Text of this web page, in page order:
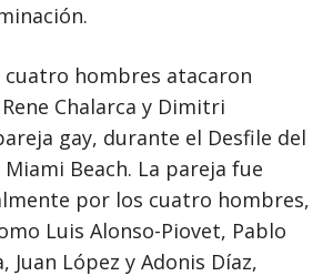
cuatro hombres atacaron
Chalarca y Dimitri
gay, durante el Desfile del
Beach. La pareja fue
por los cuatro hombres,
Luis Alonso-Piovet, Pablo
Juan López y Adonis Díaz,